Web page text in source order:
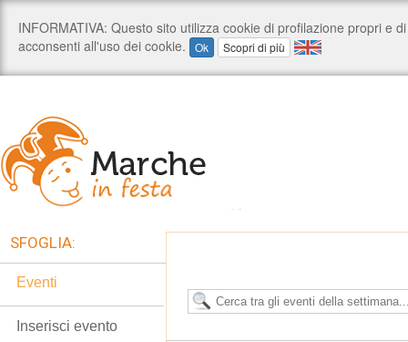
SFOGLIA:
Eventi
Inserisci evento